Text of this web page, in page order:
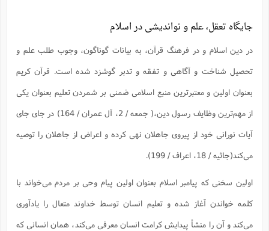
جایگاه تعقل، علم و نواندیشی در اسلام
در دین اسلام و در فرهنگ قرآن، به بیانات گوناگون، وجوب طلب علم و
تحصیل شناخت و آگاهی و تفقه و تدبر گوشزد شده است. قرآن کریم
بعنوان اولین و معتبرترین منبع اسلامی ضمنی بر شمردن تعلیم بعنوان یکی
از مهم‌ترین وظایف رسول دین،( جمعه / 2، آل عمران / 164) در جای جای
آیات نورانی خود از پیروی جاهلان نهی کرده و اعراض از جاهلان را توصیه
می‌کند(جاثیه / 18، اعراف / 199).
اولین سخنی که پیامبر اسلام بعنوان اولین پیام وحی بر مردم می‌خواند با
کلمه خواندن آغاز شده و تعلیم انسان توسط خداوند متعال را یادآوری
می‌کند و آن را منشأ پیدایش کرامت انسان معرفی می‌کند، همان انسانی که